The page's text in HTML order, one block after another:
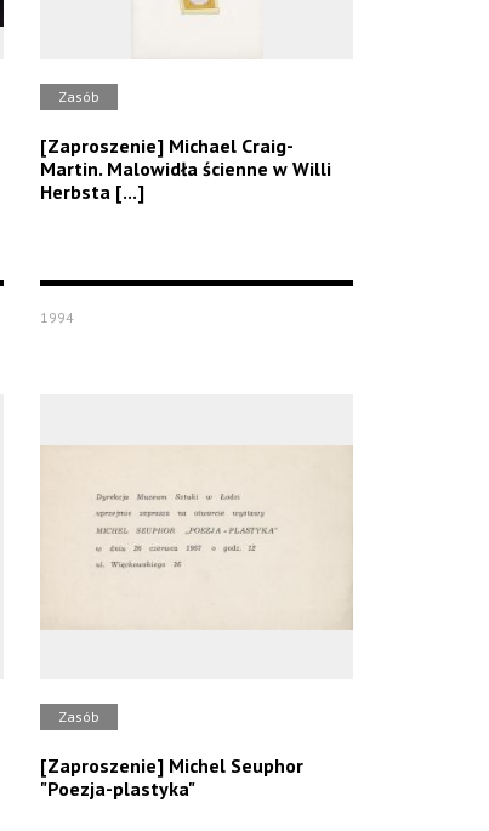
Zasób
[Zaproszenie] Michael Craig-
Martin. Malowidła ścienne w Willi
Herbsta [...]
1994
Zasób
[Zaproszenie] Michel Seuphor
"Poezja-plastyka"